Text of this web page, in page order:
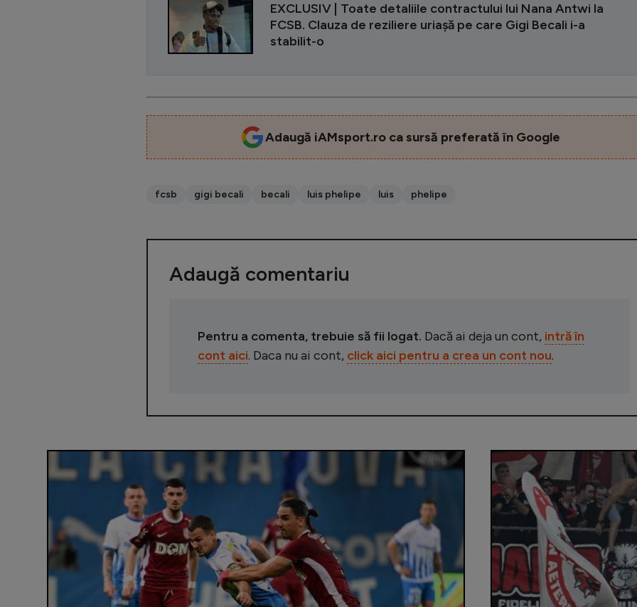
EXCLUSIV | Toate detaliile contractului lui Nana Antwi la
FCSB. Clauza de reziliere uriașă pe care Gigi Becali i-a
stabilit-o
Adaugă iAMsport.ro ca sursă preferată în Google
fcsb gigi becali becali luis phelipe luis phelipe
Adaugă comentariu
Pentru a comenta, trebuie să fii logat. Dacă ai deja un cont, intră în
cont aici. Daca nu ai cont, click aici pentru a crea un cont nou.